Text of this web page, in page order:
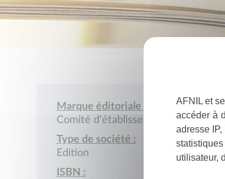
Marque éditoriale :
Comité d'établissement Paris
Type de société :
Edition
ISBN :
AFNIL et
accéder à
adresse
utilisateur,